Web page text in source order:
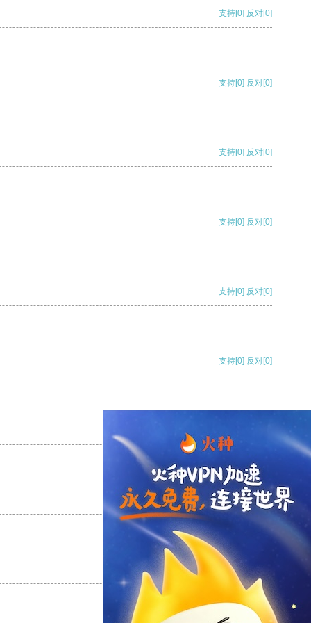
支持[0] 反对[0]
支持[0] 反对[0]
支持[0] 反对[0]
支持[0] 反对[0]
支持[0] 反对[0]
支持[0] 反对[0]
支持 [0] 反对[0]
支持[0] 反对